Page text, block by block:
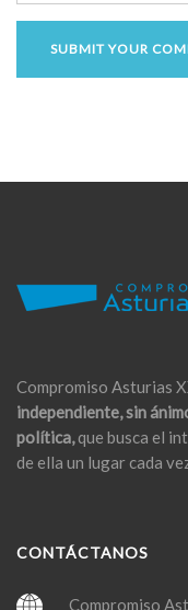
Compromiso Asturias
independiente, sin
política,que busca el
de ella un lugar cada
CONTÁCTANOS
Compromiso